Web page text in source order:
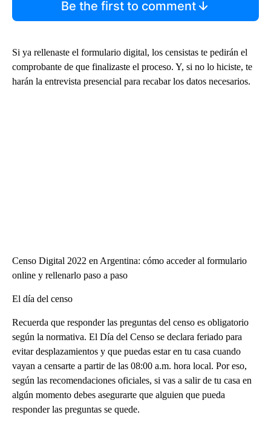
Be the first to comment
Si ya rellenaste el formulario digital, los censistas te pedirán el
comprobante de que finalizaste el proceso. Y, si no lo hiciste, te
harán la entrevista presencial para recabar los datos necesarios.
Censo Digital 2022 en Argentina: cómo acceder al formulario
online y rellenarlo paso a paso
El día del censo
Recuerda que responder las preguntas del censo es obligatorio
según la normativa. El Día del Censo se declara feriado para
evitar desplazamientos y que puedas estar en tu casa cuando
vayan a censarte a partir de las 08:00 a.m. hora local. Por eso,
según las recomendaciones oficiales, si vas a salir de tu casa en
algún momento debes asegurarte que alguien que pueda
responder las preguntas se quede.